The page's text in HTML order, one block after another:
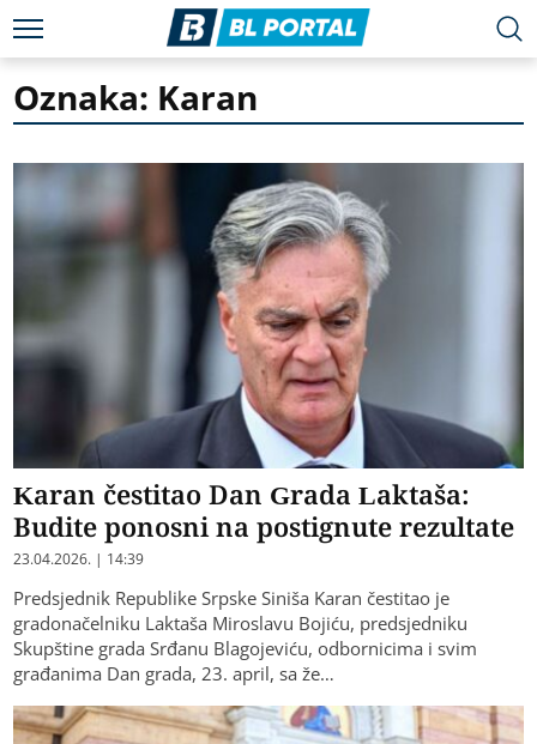
Oznaka: Karan
Karan čestitao Dan Grada Laktaša:
Budite ponosni na postignute rezultate
23.04.2026. | 14:39
Predsjednik Republike Srpske Siniša Karan čestitao je
gradonačelniku Laktaša Miroslavu Bojiću, predsjedniku
Skupštine grada Srđanu Blagojeviću, odbornicima i svim
građanima Dan grada, 23. april, sa že…